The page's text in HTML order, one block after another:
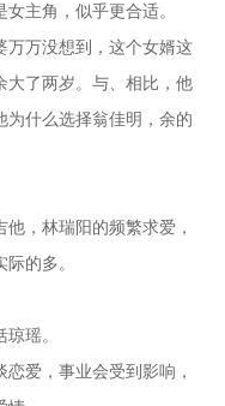
主角，似乎更合适。
万万没想到，这个女婿这
大了两岁。与、相比，他
为什么选择翁佳明，余的
，林瑞阳的频繁求爱，
的多。
瑶。
爱，事业会受到影响，